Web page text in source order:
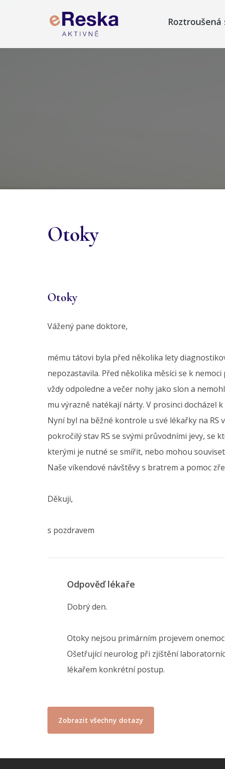
Roztroušená
Otoky
Otoky
Vážený pane doktore,
mému tátovi byla před několika lety
nepozastavila. Před několika měsíci se k
vždy odpoledne a večer nohy jako slon a
mu výrazně natékají nárty. V prosinci docházel
Nyní byl na běžné kontrole u své lékařky na
pokročilý stav RS se svými průvodními jevy, se
kterými je nutné se smířit, nebo mohou
Naše víkendové návštěvy s bratrem a pomoc
Děkuji,
s pozdravem
Odpověď lékaře
Dobrý den.
Otoky nejsou primárním projevem
Ošetřující neurolog při zjištění
lékařem konkrétní postup.
Zobrazit všechny dotazy